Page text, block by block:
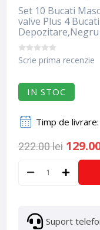
Set 10 Bucati
valve Plus 4
Scrie prima recenzie
IN STOC
Timp de livrare:
222.00 lei
Suport